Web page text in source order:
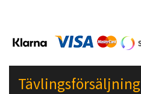
Tävlingsförsäljning